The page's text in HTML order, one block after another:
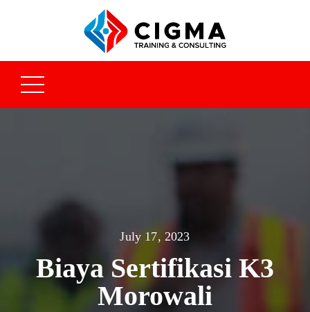
July 17, 2023
Biaya Sertifikasi K3
Morowali